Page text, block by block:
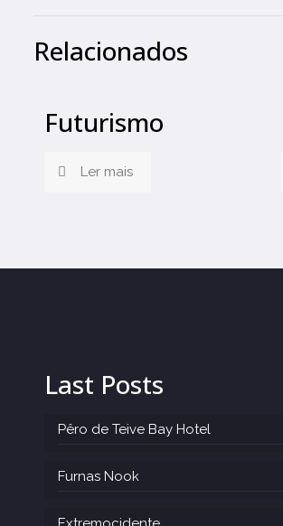
Relacionados
Futurismo
Ler mais
Last Posts
Pêro de Teive Bay Hotel
Furnas Nook